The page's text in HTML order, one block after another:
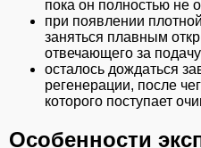
пока он полностью не
при появлении
заняться плавным
отвечающего за
осталось дождаться
регенерации, после
которого поступает
Особенности